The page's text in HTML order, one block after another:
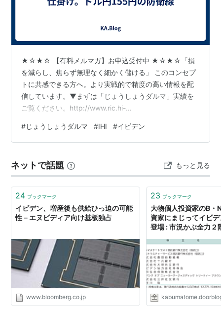
★☆★☆ 【有料メルマガ】お申込受付中 ★☆★☆「損
を減らし、焦らず無理なく細かく儲ける」 このコンセプ
トに共感できる方へ。より実戦的で精度の高い情報を配
信しています。▼まずは「じょうしょうダルマ」実績を
ご覧ください。http://www.ric.hi-
００円～（ランチ数回分で、一生モノの相場観を！）相
場がある限り、チャンスは無限です。 一人で悩まず、確
きましては、以下の契約締結前交付書面をご参照くださ
い。http://www.ric.hi-ho.ne.jp/…
#じょうしょうダルマ #IHI #イビデン
ネットで話題 もっと見る
24 ブックマーク
イビデン、増産後も供給ひっ迫の可能
性－エヌビディア向け基板独占
www.bloomberg.co.jp
23 ブックマーク
大物個人投資家のB・
資家にまじってイビ
登場 : 市況かぶ全力２